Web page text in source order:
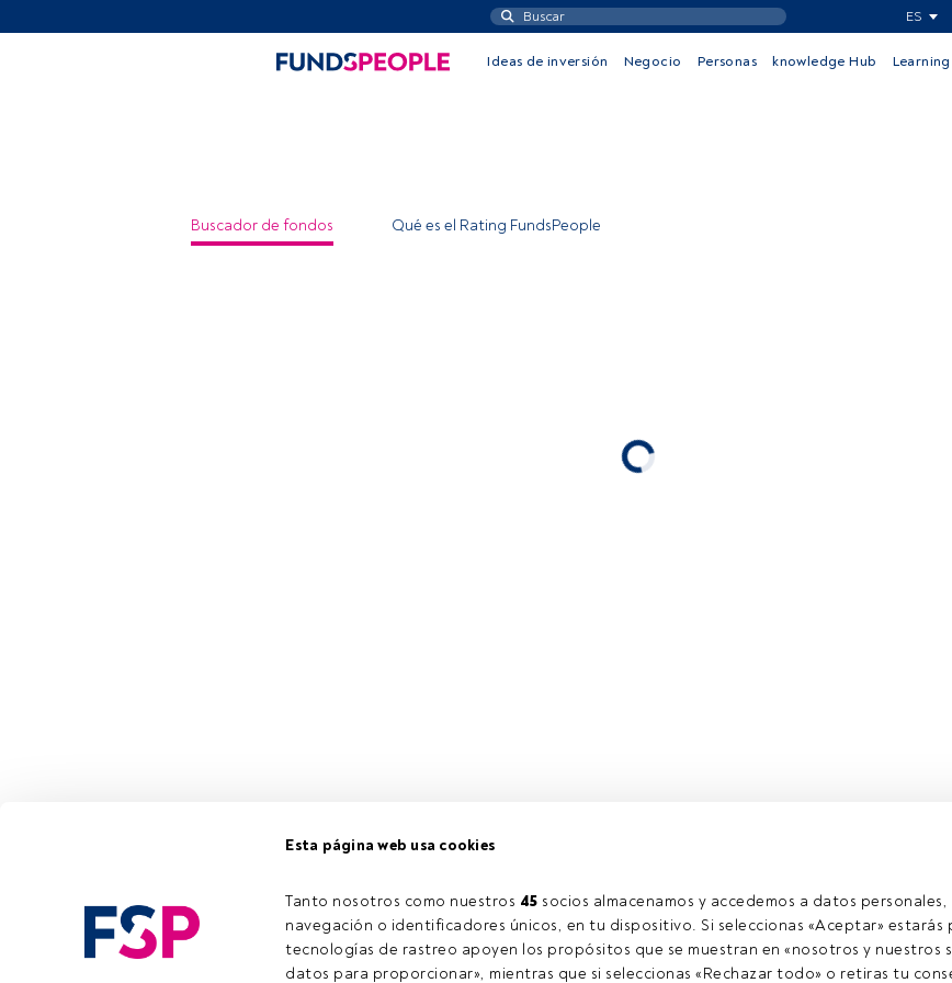
Esta página web usa cookies
Tanto nosotros como nuestros 45 socios almacenamos y accedemos a datos
navegación o identificadores únicos, en tu dispositivo. Si seleccionas «Aceptar» estarás
tecnologías de rastreo apoyen los propósitos que se muestran en «nosotros y nuestros
datos para proporcionar», mientras que si seleccionas «Rechazar todo» o retiras tu
ES
Ideas de inversión Negocio Personas knowledge Hub Learning
Buscador de fondos Qué es el Rating FundsPeople